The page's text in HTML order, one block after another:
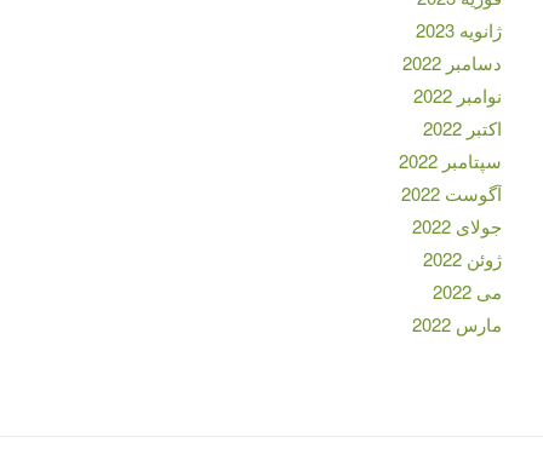
ژانویه 2023
دسامبر 2022
نوامبر 2022
اکتبر 2022
سپتامبر 2022
آگوست 2022
جولای 2022
ژوئن 2022
می 2022
مارس 2022